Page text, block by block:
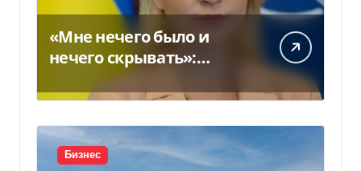
«Мне нечего было и
нечего скрывать»:
Стефанишина
прокомментировала
новое подозрение
Бизнес